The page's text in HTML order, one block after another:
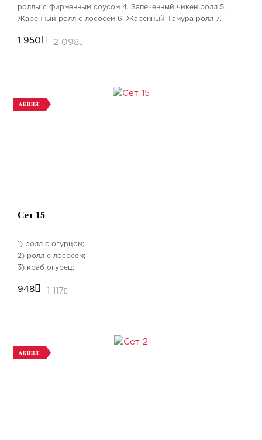
роллы с фирменным соусом 4. Запеченный чикен ролл 5.
Жаренный ролл с лососем 6. Жаренный Тамура ролл 7.
1 950 2 098
АКЦИЯ!
Сет 15
1) ролл с огурцом;
2) ролл с лососем;
3) краб огурец;
5) тобика, майонез, огурец, краб.
948 1 117
АКЦИЯ!